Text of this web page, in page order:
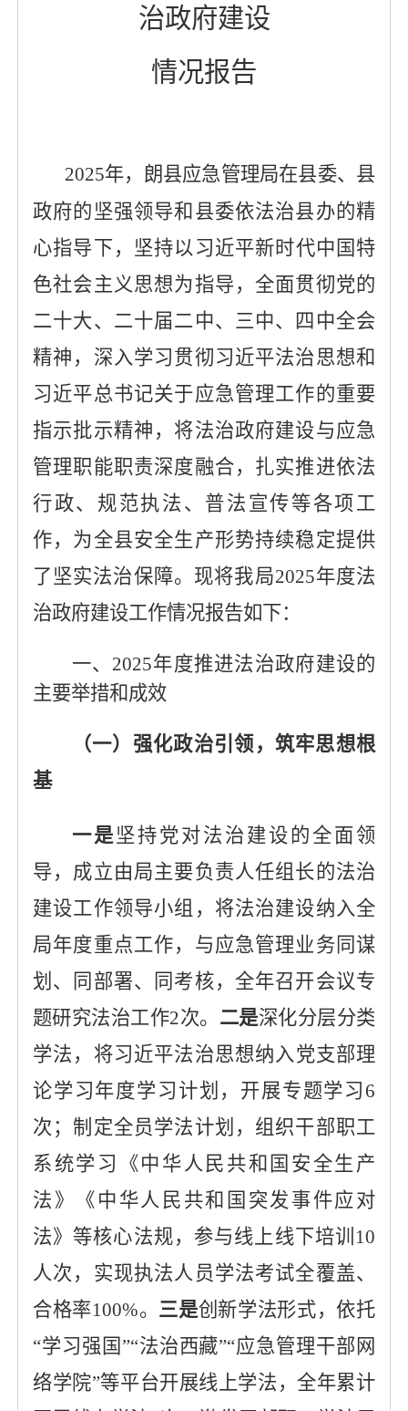
治政府建设
情况报告
2025年，朗县应急管理局在县委、县
政府的坚强领导和县委依法治县办的精
心指导下， 坚持以习近平新时代中国特
色社会主义思想为指导，全面贯彻党的
二十大、二十届二中、三中、四中全会
精神， 深入学习贯彻习近平法治思想和
习近平总书记关于应急管理工作的重要
指示批示精神 ，将法治政府建设与应急
管理职能职责深度融合，扎实推进依法
行政、 规范执法、普法 宣传等各项工
作，为全县安全生产形势持续稳定提供
了坚实法治保障。现将我局2025年度法
治政府建设工作情况报告如下：
一、 2025年度推进法治政府建设的
主要举措和成效
（一）强化政治引领，筑牢思想根
基
一是坚持党对法治建设的全面领
导，成立由局主要负责人任组长的法治
建设工作领导小组，将法治建设纳入全
局年度重点工作，与应急管理业务同谋
划、同部署、同考核，全年召开会议专
题研究法治工作2次。 二是深化分层分类
学法，将习近平法治思想纳入党支部理
论学习年度学习计划，开展专题学习 6
次；制定全员学法计划，组织干部职工
系统学习《 中华人民共和国 安全生产
法》《 中华人民共和国 突发事件应对
法》等核心法规，参与线上线下培训 10
人次，实现执法人员学法考试全覆盖、
合格率100%。 三是创新学法形式，依托
“学习强国”“法治西藏”“应急管理干部网
络学院”等平台开展线上学法，全年累计